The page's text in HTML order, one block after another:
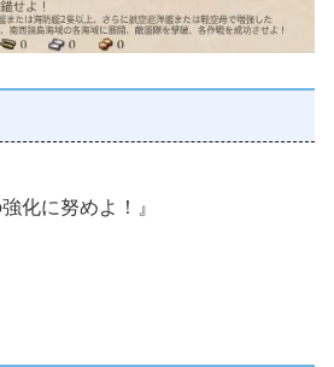
化に努めよ！』